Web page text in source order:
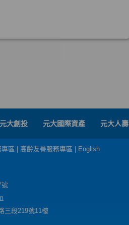
元大創投 元大國際資產 元大人壽
區 高齡友善服務專區 English
號
三段219號11樓